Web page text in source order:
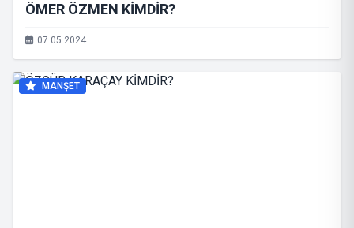
ÖMER ÖZMEN KİMDİR?
07.05.2024
MANŞET